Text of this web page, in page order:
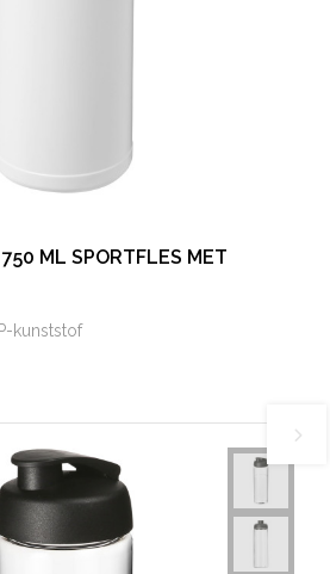
ML SPORTFLES MET
kunststof